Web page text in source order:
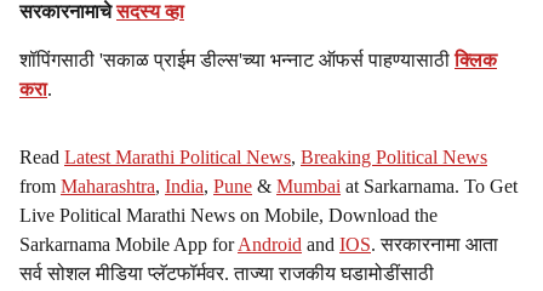
सरकारनामाचेसदस्य व्हा
शॉपिंगसाठी 'सकाळ प्राईम डील्स'च्या भन्नाट ऑफर्स पाहण्यासाठीक्लिक
करा.
Read Latest Marathi Political News, Breaking Political News
from Maharashtra, India, Pune & Mumbai at Sarkarnama. To Get
Live Political Marathi News on Mobile, Download the
Sarkarnama Mobile App forAndroid and IOS. सरकारनामा आता
सर्व सोशल मीडिया प्लॅटफॉर्मवर. ताज्या राजकीय घडामोडींसाठी